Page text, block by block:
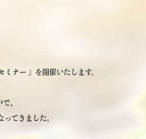
ナー 』を開催いたします。
、
てきました。